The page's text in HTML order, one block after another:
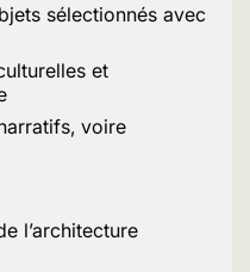
sélectionnés avec
et
voire
l’architecture